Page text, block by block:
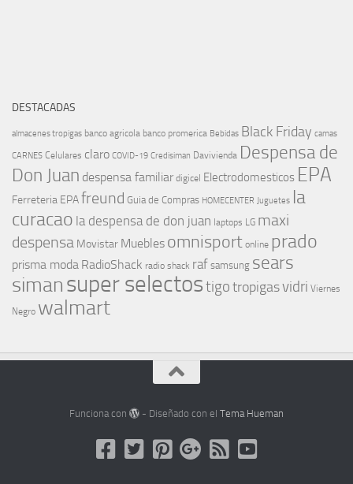
DESTACADAS
almacenes tropigas banco agricola banco promerica Bebidas Black Friday camas
CARNES Celulares claro COVID-19 Credisiman Davivienda Despensa de
Don Juan despensa familiar digicel Electrodomesticos EPA
Ferreteria EPAfreund Guia de Compras HOMECENTER Juguetes la
curacao la despensa de don juan laptops LG maxi
despensa Movistar Muebles omnisport online prado
prisma moda RadioShack radio shack raf samsung sears
simansuper selectostigotropigasvidri Viernes
Negro walmart
Funciona con - Diseñado con elTema Hueman